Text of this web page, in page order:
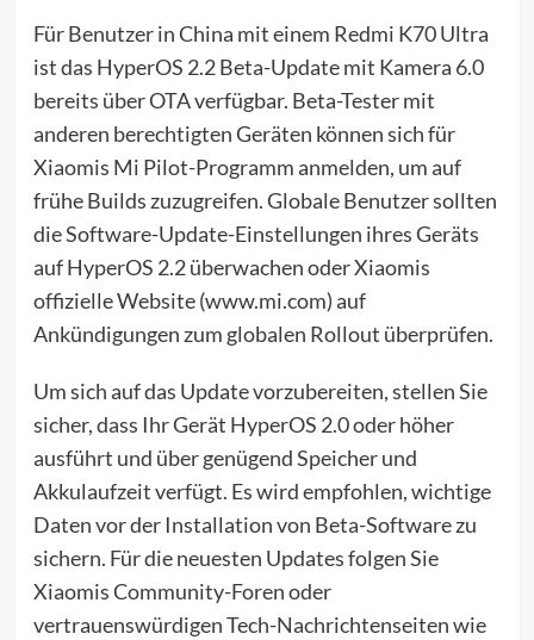
Für Benutzer in China mit einem Redmi K70 Ultra
ist das HyperOS 2.2 Beta-Update mit Kamera 6.0
bereits über OTA verfügbar. Beta-Tester mit
anderen berechtigten Geräten können sich für
Xiaomis Mi Pilot-Programm anmelden, um auf
frühe Builds zuzugreifen. Globale Benutzer sollten
die Software-Update-Einstellungen ihres Geräts
auf HyperOS 2.2 überwachen oder Xiaomis
offizielle Website (www.mi.com) auf
Ankündigungen zum globalen Rollout überprüfen.
Um sich auf das Update vorzubereiten, stellen Sie
sicher, dass Ihr Gerät HyperOS 2.0 oder höher
ausführt und über genügend Speicher und
Akkulaufzeit verfügt. Es wird empfohlen, wichtige
Daten vor der Installation von Beta-Software zu
sichern. Für die neuesten Updates folgen Sie
Xiaomis Community-Foren oder
vertrauenswürdigen Tech-Nachrichtenseiten wie